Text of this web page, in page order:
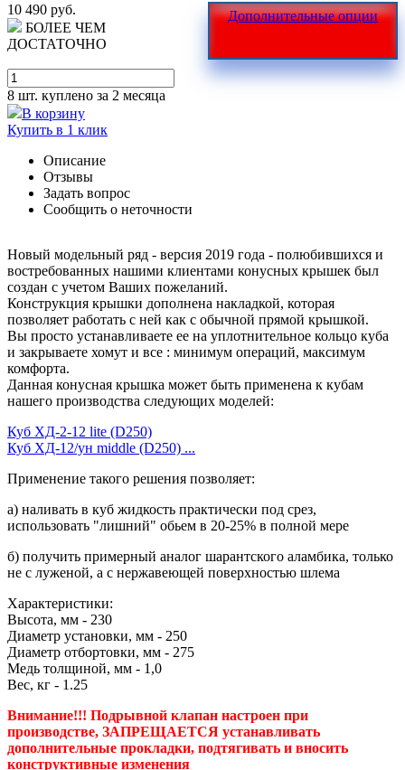
10 490 руб. Дополнительные опции
БОЛЕЕ ЧЕМ
ДОСТАТОЧНО
8 шт. куплено за 2 месяца
В корзину
Купить в 1 клик
Описание
Отзывы
Задать вопрос
Сообщить о неточности
Новый модельный ряд - версия 2019 года - полюбившихся и
востребованных нашими клиентами конусных крышек был
создан с учетом Ваших пожеланий.
Конструкция крышки дополнена накладкой, которая
позволяет работать с ней как с обычной прямой крышкой.
Вы просто устанавливаете ее на уплотнительное кольцо куба
и закрываете хомут и все : минимум операций, максимум
комфорта.
Данная конусная крышка может быть применена к кубам
нашего производства следующих моделей:
Куб ХД-2-12 lite (D250)
Куб ХД-12/ун middle (D250) ...
Применение такого решения позволяет:
а) наливать в куб жидкость практически под срез,
использовать "лишний" обьем в 20-25% в полной мере
б) получить примерный аналог шарантского аламбика, только
не с луженой, а с нержавеющей поверхностью шлема
Характеристики:
Высота, мм - 230
Диаметр установки, мм - 250
Диаметр отбортовки, мм - 275
Медь толщиной, мм - 1,0
Вес, кг - 1.25
Внимание!!! Подрывной клапан настроен при
производстве, ЗАПРЕЩАЕТСЯ устанавливать
дополнительные прокладки, подтягивать и вносить
конструктивные изменения